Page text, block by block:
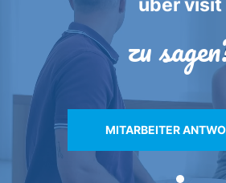
über visit
zu
MITARBEITER